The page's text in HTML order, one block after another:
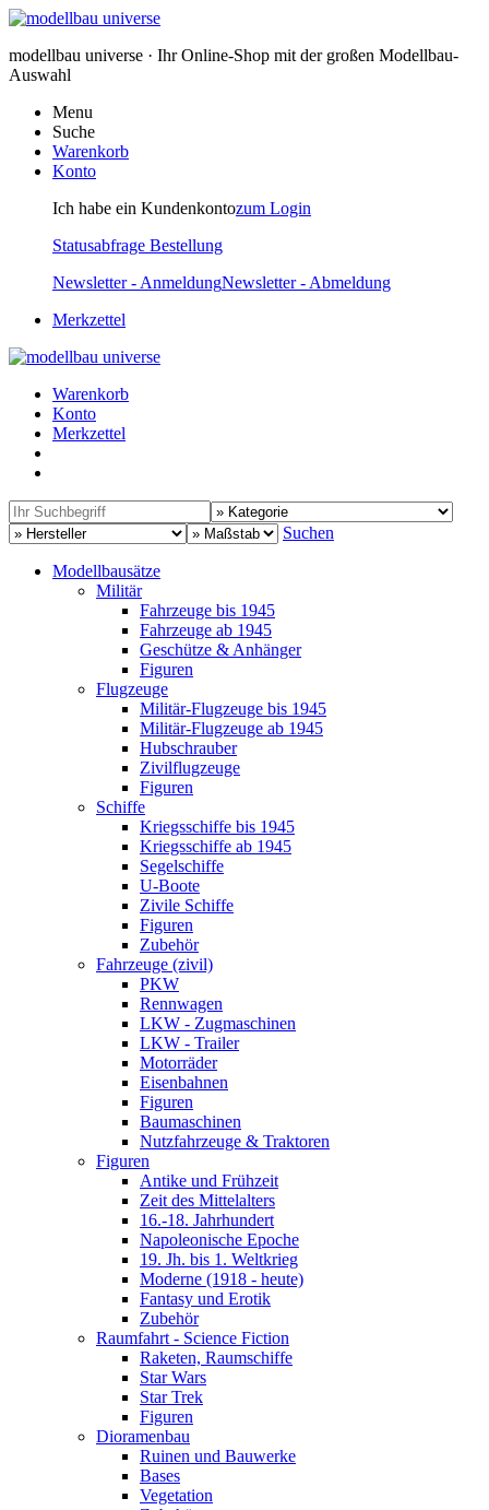
modellbau universe · Ihr Online-Shop mit der großen Modellbau-
Auswahl
Menu
Suche
Warenkorb
Konto
Ich habe ein Kundenkontozum Login
Statusabfrage Bestellung
Newsletter - AnmeldungNewsletter - Abmeldung
Merkzettel
Warenkorb
Konto
Merkzettel
Suchen
Modellbausätze
Militär
Fahrzeuge bis 1945
Fahrzeuge ab 1945
Geschütze & Anhänger
Figuren
Flugzeuge
Militär-Flugzeuge bis 1945
Militär-Flugzeuge ab 1945
Hubschrauber
Zivilflugzeuge
Figuren
Schiffe
Kriegsschiffe bis 1945
Kriegsschiffe ab 1945
Segelschiffe
U-Boote
Zivile Schiffe
Figuren
Zubehör
Fahrzeuge (zivil)
PKW
Rennwagen
LKW - Zugmaschinen
LKW - Trailer
Motorräder
Eisenbahnen
Figuren
Baumaschinen
Nutzfahrzeuge & Traktoren
Figuren
Antike und Frühzeit
Zeit des Mittelalters
16.-18. Jahrhundert
Napoleonische Epoche
19. Jh. bis 1. Weltkrieg
Moderne (1918 - heute)
Fantasy und Erotik
Zubehör
Raumfahrt - Science Fiction
Raketen, Raumschiffe
Star Wars
Star Trek
Figuren
Dioramenbau
Ruinen und Bauwerke
Bases
Vegetation